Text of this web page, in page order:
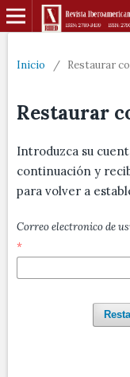
Inicio / Restaurar
Restaurar
Introduzca su
continuación y
para volver a
Correo electronico de
*